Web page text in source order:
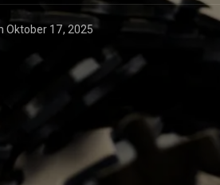
Oktober 17, 2025